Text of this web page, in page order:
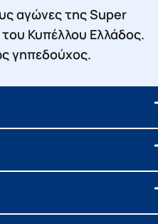
αγώνες της Super
Κυπέλλου Ελλάδος.
γηπεδούχος.